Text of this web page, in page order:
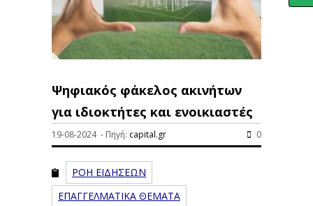
Ψηφιακός φάκελος ακινήτων
για ιδιοκτήτες και ενοικιαστές
19-08-2024 - Πηγή: capital.gr 0
ΡΟΗ ΕΙΔΗΣΕΩΝ
ΕΠΑΓΓΕΛΜΑΤΙΚΑ ΘΕΜΑΤΑ